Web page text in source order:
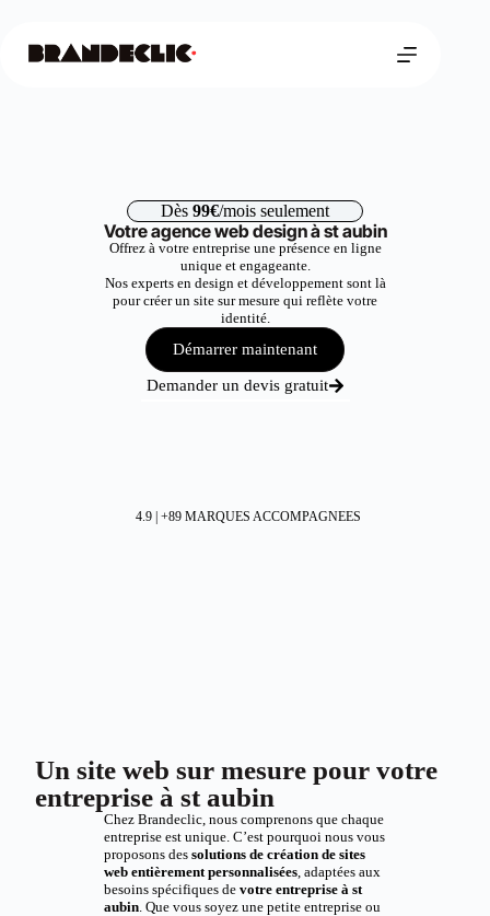
Dès 99€/mois seulement
Votre agence web design à st aubin
Offrez à votre entreprise une présence en ligne
unique et engageante.
Nos experts en design et développement sont là
pour créer un site sur mesure qui reflète votre
identité.
Démarrer maintenant
Demander un devis gratuit
4.9 | +89 MARQUES ACCOMPAGNEES
Un site web sur mesure pour votre
entreprise à st aubin
Chez Brandeclic, nous comprenons que chaque
entreprise est unique. C’est pourquoi nous vous
proposons des solutions de création de sites
web entièrement personnalisées, adaptées aux
besoins spécifiques de votre entreprise à st
aubin. Que vous soyez une petite entreprise ou